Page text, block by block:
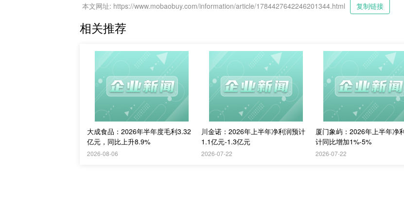
本文网址: https://www.mobaobuy.com/information/article/1784427642246201344.html
复制链接
相关推荐
大成食品：2026年半年度毛利3.32
亿元，同比上升8.9%
2026-08-06
川金诺：2026年上半年净利润预计
1.1亿元-1.3亿元
2026-07-22
厦门象屿：2026年上半年净
计同比增加1%-5%
2026-07-22